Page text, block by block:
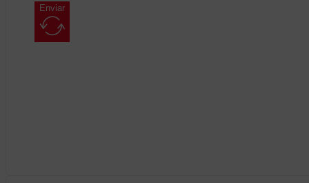
Enviar